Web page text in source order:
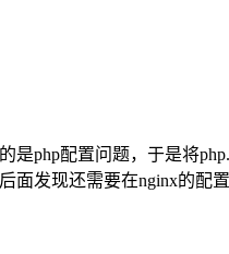
是php配置问题，于是将
面发现还需要在nginx的配